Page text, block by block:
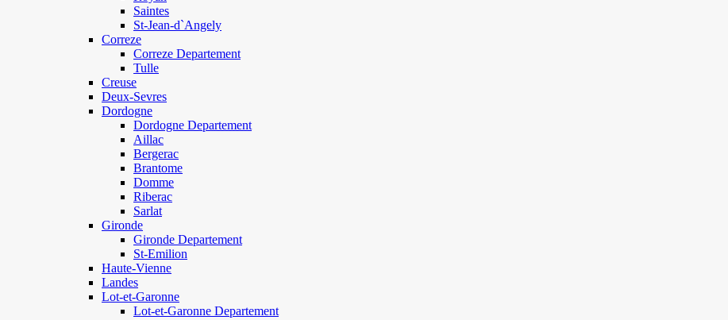
Saintes
St-Jean-d`Angely
Correze
Correze Departement
Tulle
Creuse
Deux-Sevres
Dordogne
Dordogne Departement
Aillac
Bergerac
Brantome
Domme
Riberac
Sarlat
Gironde
Gironde Departement
St-Emilion
Haute-Vienne
Landes
Lot-et-Garonne
Lot-et-Garonne Departement